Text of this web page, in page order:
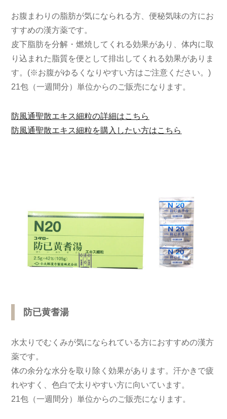
お腹まわりの脂肪が気になられる方、便秘気味の方にお
すすめの漢方薬です。
皮下脂肪を分解・燃焼してくれる効果があり、体内に取
り込まれた脂質を便として排出してくれる効果がありま
す。(※お腹がゆるくなりやすい方はご注意ください。)
21包（一週間分）単位からのご販売になります。
防風通聖散エキス細粒の詳細はこちら
防風通聖散エキス細粒を購入したい方はこちら
防已黄耆湯
水太りでむくみが気になられている方におすすめの漢方
薬です。
体の余分な水分を取り除く効果があります。汗かきで疲
れやすく、色白で太りやすい方に向いています。
21包（一週間分）単位からのご販売になります。